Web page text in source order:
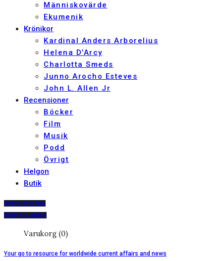
Människovärde
Ekumenik
Krönikor
Kardinal Anders Arborelius
Helena D’Arcy
Charlotta Smeds
Junno Arocho Esteves
John L. Allen Jr
Recensioner
Böcker
Film
Musik
Podd
Övrigt
Helgon
Butik
PRENUMERERA
DIGITALT ARKIV
Varukorg (0)
Your go to resource for worldwide current affairs and news